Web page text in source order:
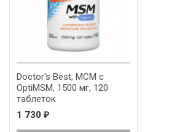
Doctor's Best, МСМ с
OptiMSM, 1500 мг, 120
таблеток
1 730 ₽